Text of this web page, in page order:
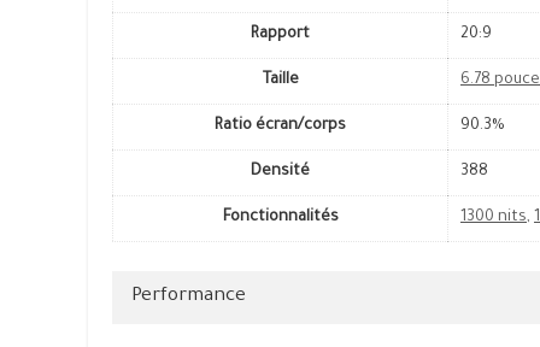
Rapport 20:9
Taille 6.78
Ratio écran/corps 90.3%
Densité 388
Fonctionnalités 1300 nits,
Performance